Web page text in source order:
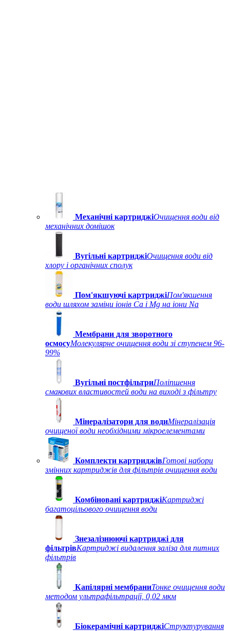
Механічні картриджіОчищення води від
механічних домішок
Вугільні картриджіОчищення води від
хлору і органічних сполук
Пом'якшуючі картриджіПом'якшення
води шляхом заміни іонів Ca і Mg на іони Na
Мембрани для зворотного
осмосуМолекулярне очищення води зі ступенем 96-
99%
Вугільні постфільтриПоліпшення
смакових властивостей води на виході з фільтру
Мінералізатори для водиМінералізація
очищеної води необхідними мікроелементами
Комплекти картриджівГотові набори
змінних картриджів для фільтрів очищення води
Комбіновані картриджіКартриджі
багатоцільового очищення води
Знезалізнюючі картриджі для
фільтрівКартриджі видалення заліза для питних
фільтрів
Капілярні мембраниТонке очищення води
методом ультрафільтрації, 0,02 мкм
Біокерамічні картриджіСтруктурування